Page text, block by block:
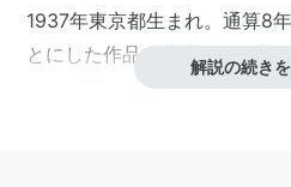
1937年東京都生まれ。通算8
とにした作品で著述活動に入
りない面々」がベストセラー
解説の続き